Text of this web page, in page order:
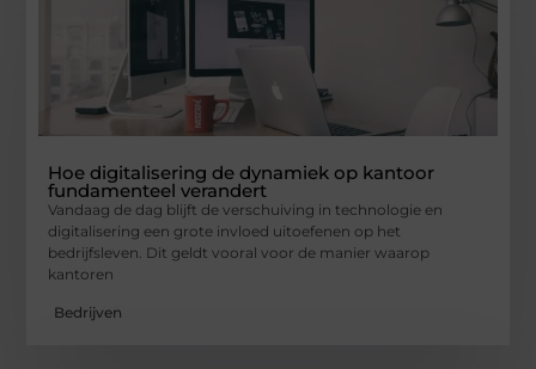
Hoe digitalisering de dynamiek op kantoor
fundamenteel verandert
Vandaag de dag blijft de verschuiving in technologie en
digitalisering een grote invloed uitoefenen op het
bedrijfsleven. Dit geldt vooral voor de manier waarop
kantoren
Bedrijven